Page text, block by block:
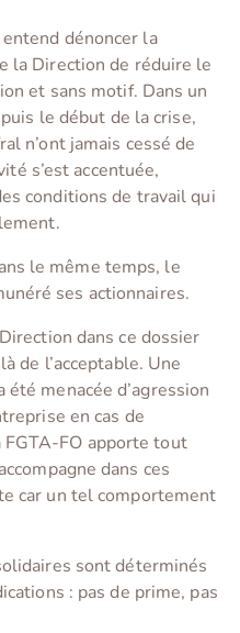
dénoncer la
la Direction de réduire le
et sans motif. Dans un
le début de la crise,
n’ont jamais cessé de
s’est accentuée,
conditions de travail qui
le même temps, le
ses actionnaires.
dans ce dossier
de l’acceptable. Une
menacée d’agression
en cas de
FO apporte tout
dans ces
car un tel comportement
sont déterminés
: pas de prime, pas